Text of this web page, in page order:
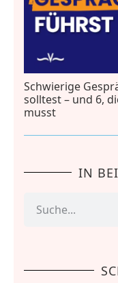
Schwierige
solltest – und 6,
musst
IN